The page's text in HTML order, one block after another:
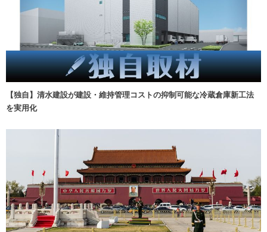
【独自】清水建設が建設・維持管理コストの抑制可能な冷蔵倉庫新工法
を実用化